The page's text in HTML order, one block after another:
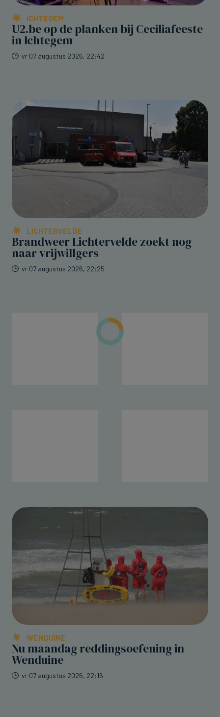
ICHTEGEM
U2.be op de planken bij Ceciliafeeste
in Ichtegem
vr 07 augustus 2026, 22:42
LICHTERVELDE
Brandweer Lichtervelde zoekt nog
naar vrijwillgers
vr 07 augustus 2026, 22:25
WENDUINE
Nu maandag reddingsoefening in
Wenduine
vr 07 augustus 2026, 22:16